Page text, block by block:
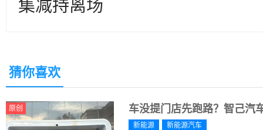
集减持离场
猜你喜欢
原创 车没提门店先跑路？智己汽
新能源 新能源汽车